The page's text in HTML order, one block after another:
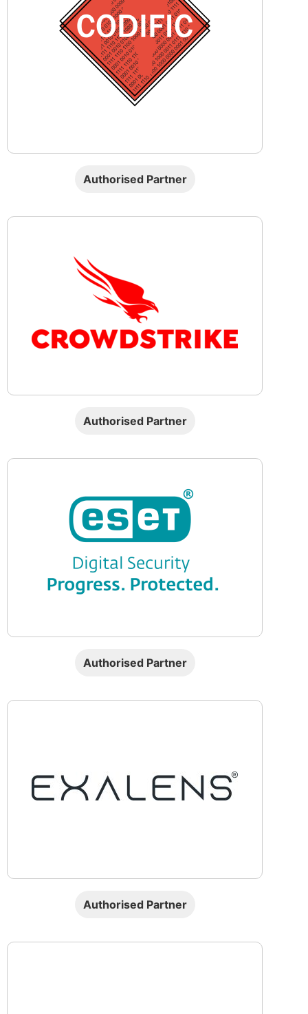
Authorised Partner
Authorised Partner
Authorised Partner
Authorised Partner